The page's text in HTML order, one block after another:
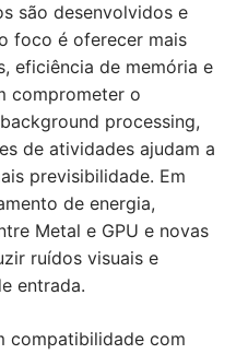
são desenvolvidos e
foco é oferecer mais
eficiência de memória e
comprometer o
processing,
de atividades ajudam a
previsibilidade. Em
de energia,
Metal e GPU e novas
ruídos visuais e
entrada.
compatibilidade com